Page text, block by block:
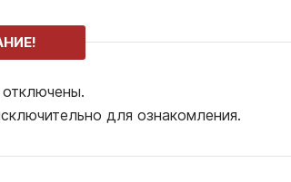
для ознакомления.